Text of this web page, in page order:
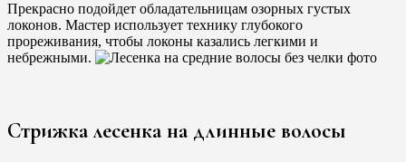
Прекрасно подойдет обладательницам озорных густых
локонов. Мастер использует технику глубокого
прореживания, чтобы локоны казались легкими и
небрежными.
Стрижка лесенка на длинные волосы